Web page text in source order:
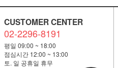
CUSTOMER CENTER
02-2296-8191
평일 09:00 ~ 18:00
점심시간 12:00 ~ 13:00
토. 일 공휴일 휴무